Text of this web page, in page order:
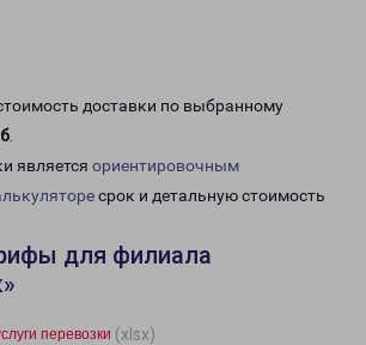
доставки по выбранному
.
является ориентировочным
срок и детальную стоимость
для филиала
перевозки (xlsx)